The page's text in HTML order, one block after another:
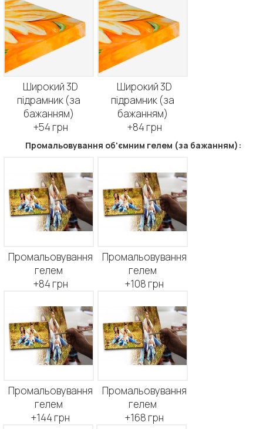
Широкий 3D
підрамник (за
бажанням)
+54 грн
Широкий 3D
підрамник (за
бажанням)
+84 грн
Промальовування об'ємним гелем (за бажанням):
Промальовування
гелем
+84 грн
Промальовування
гелем
+108 грн
Промальовування
гелем
+144 грн
Промальовування
гелем
+168 грн